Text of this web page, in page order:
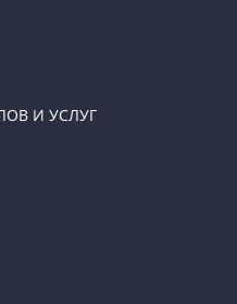
И УСЛУГ